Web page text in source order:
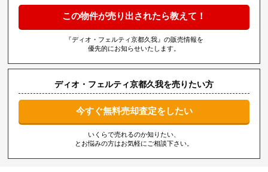
この物件が売り出されたら教えて！
『ディオ・フェルティ京都久我』の販売情報を
優先的にお知らせいたします。
ディオ・フェルティ京都久我を売りたい方
今すぐ無料売却査定をしたい
いくらで売れるのか知りたい、
とお悩みの方はお気軽にご相談下さい。